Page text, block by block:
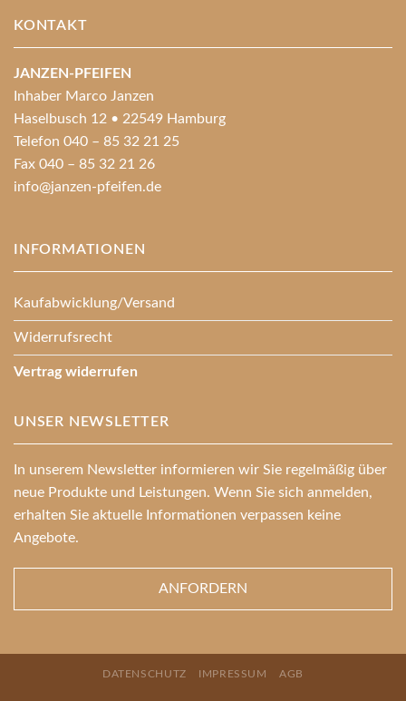
KONTAKT
JANZEN-PFEIFEN
Inhaber Marco Janzen
Haselbusch 12 • 22549 Hamburg
Telefon 040 – 85 32 21 25
Fax 040 – 85 32 21 26
info@janzen-pfeifen.de
INFORMATIONEN
Kaufabwicklung/Versand
Widerrufsrecht
Vertrag widerrufen
UNSER NEWSLETTER
In unserem Newsletter informieren wir Sie regelmäßig über
neue Produkte und Leistungen. Wenn Sie sich anmelden,
erhalten Sie aktuelle Informationen verpassen keine
Angebote.
ANFORDERN
DATENSCHUTZ IMPRESSUM AGB